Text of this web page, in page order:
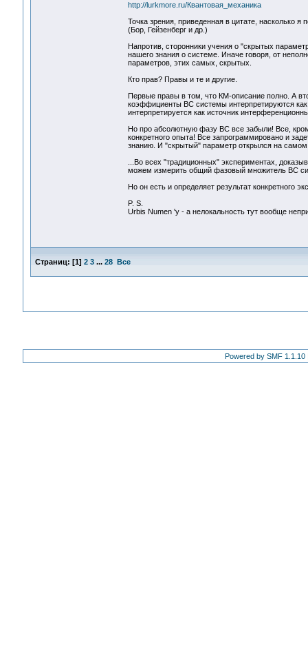
http://lurkmore.ru/Квантовая_механика
Точка зрения, приведенная в цитате, насколько
(Бор, Гейзенберг и др.)
Напротив, сторонники учения о "скрытых
нашего знания о системе. Иначе говоря, от
параметров, этих самых, скрытых.
Кто прав? Правы и те и другие.
Первые правы в том, что КМ-описание полно. А
коэффициенты ВС системы интерпретируются как
интерпретируется как источник
Но про абсолютную фазу ВС все забыли! Все,
конкретного опыта! Все запрограммировано и
знанию. И "скрытый" параметр открылся на
...Во всех "традиционных" экспериментах,
можем измерить общий фазовый множитель ВС
Но он есть и определяет результат конкретного
P. S.
Urbis Numen 'у - а нелокальность тут вообще
Страниц: [1] 2 3 ... 28 Все
Powered by SMF 1.1.10